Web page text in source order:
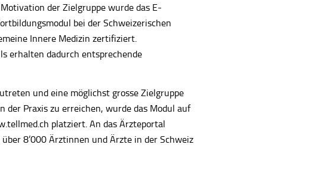
der Zielgruppe wurde das E-
bei der Schweizerischen
Innere Medizin zertifiziert.
erhalten dadurch entsprechende
und eine möglichst grosse Zielgruppe
der Praxis zu erreichen, wurde das Modul auf
platziert. An das Ärzteportal
8’000 Ärztinnen und Ärzte in der Schweiz